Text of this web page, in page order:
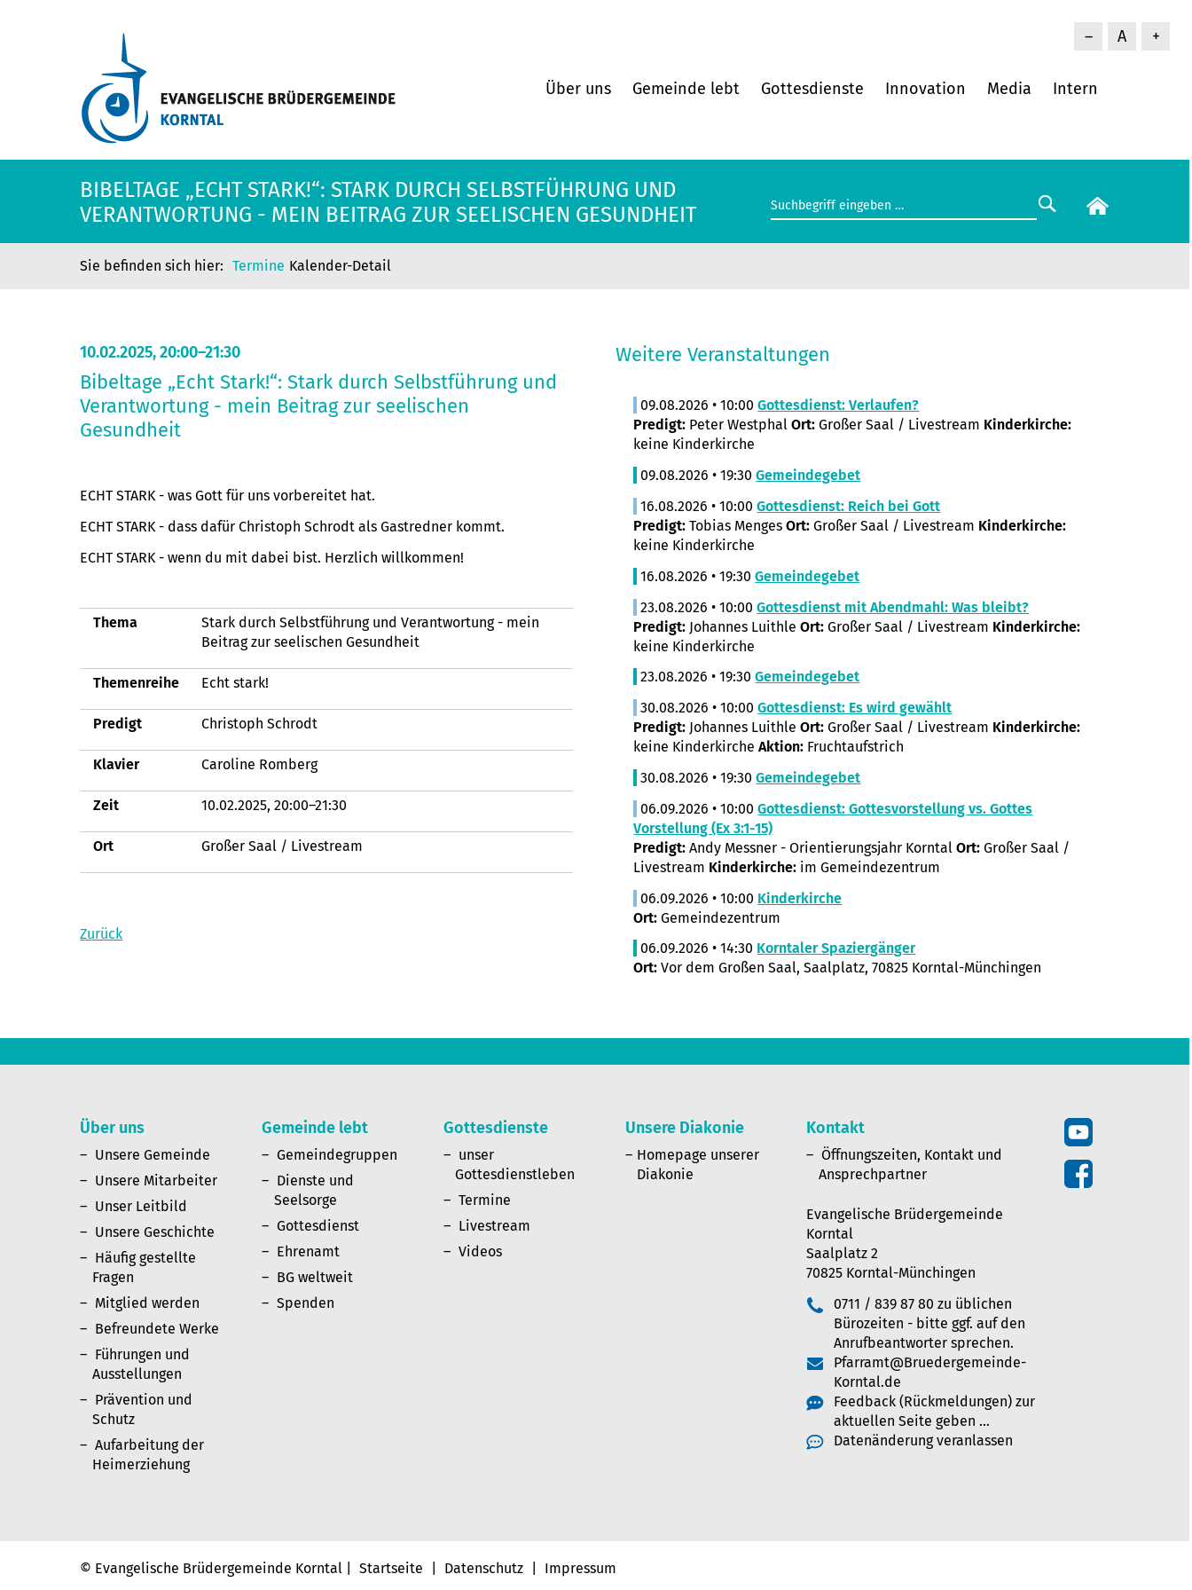
– A +
Über uns Gemeinde lebt Gottesdienste Innovation Media Intern
BIBELTAGE „ECHT STARK!“: STARK DURCH SELBSTFÜHRUNG UND
VERANTWORTUNG - MEIN BEITRAG ZUR SEELISCHEN GESUNDHEIT
Termine Kalender-Detail
10.02.2025, 20:00–21:30
Bibeltage „Echt Stark!“: Stark durch Selbstführung und
Verantwortung - mein Beitrag zur seelischen
Gesundheit
ECHT STARK - was Gott für uns vorbereitet hat.
ECHT STARK - dass dafür Christoph Schrodt als Gastredner kommt.
ECHT STARK - wenn du mit dabei bist. Herzlich willkommen!
Thema
Stark durch Selbstführung und Verantwortung - mein
Beitrag zur seelischen Gesundheit
Themenreihe Echt stark!
Predigt Christoph Schrodt
Klavier Caroline Romberg
Zeit 10.02.2025, 20:00–21:30
Ort Großer Saal / Livestream
Zurück
Weitere Veranstaltungen
09.08.2026 • 10:00 Gottesdienst: Verlaufen?
Predigt: Peter WestphalOrt:Großer Saal / Livestream Kinderkirche:
keine Kinderkirche
09.08.2026 • 19:30 Gemeindegebet
16.08.2026 • 10:00 Gottesdienst: Reich bei Gott
Predigt: Tobias MengesOrt:Großer Saal / Livestream Kinderkirche:
keine Kinderkirche
16.08.2026 • 19:30 Gemeindegebet
23.08.2026 • 10:00 Gottesdienst mit Abendmahl: Was bleibt?
Predigt: Johannes LuithleOrt:Großer Saal / Livestream Kinderkirche:
keine Kinderkirche
23.08.2026 • 19:30 Gemeindegebet
30.08.2026 • 10:00 Gottesdienst: Es wird gewählt
Predigt: Johannes LuithleOrt:Großer Saal / Livestream Kinderkirche:
keine KinderkircheAktion: Fruchtaufstrich
30.08.2026 • 19:30 Gemeindegebet
06.09.2026 • 10:00 Gottesdienst: Gottesvorstellung vs. Gottes
Vorstellung (Ex 3:1-15)
Predigt: Andy Messner - Orientierungsjahr KorntalOrt:Großer Saal /
Livestream Kinderkirche: im Gemeindezentrum
06.09.2026 • 10:00 Kinderkirche
Ort:Gemeindezentrum
06.09.2026 • 14:30 Korntaler Spaziergänger
Ort:Vor dem Großen Saal, Saalplatz, 70825 Korntal-Münchingen
Über uns
Unsere Gemeinde
Unsere Mitarbeiter
Unser Leitbild
Unsere Geschichte
Häufig gestellte
Fragen
Mitglied werden
Befreundete Werke
Führungen und
Ausstellungen
Prävention und
Schutz
Aufarbeitung der
Heimerziehung
Gemeinde lebt
Gemeindegruppen
Dienste und
Seelsorge
Gottesdienst
Ehrenamt
BG weltweit
Spenden
Gottesdienste
unser
Gottesdienstleben
Termine
Livestream
Videos
Unsere Diakonie
Homepage unserer
Diakonie
Kontakt
Öffnungszeiten, Kontakt und
Ansprechpartner
Evangelische Brüdergemeinde
Korntal
Saalplatz 2
70825 Korntal-Münchingen
0711 / 839 87 80 zu üblichen
Bürozeiten - bitte ggf. auf den
Anrufbeantworter sprechen.
Pfarramt@Bruedergemeinde-
Korntal.de
Feedback (Rückmeldungen) zur
aktuellen Seite geben …
Datenänderung veranlassen
© Evangelische Brüdergemeinde Korntal | Startseite Datenschutz Impressum